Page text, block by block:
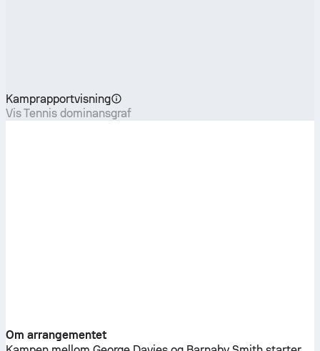
Kamprapportvisning
Vis Tennis dominansgraf
Om arrangementet